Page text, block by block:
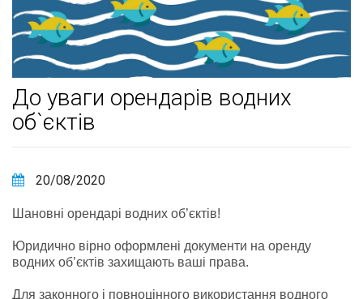
До уваги орендарів водних
об`єктів
20/08/2020
Шановні орендарі водних об’єктів!
Юридично вірно оформлені документи на оренду
водних об’єктів захищають ваші права.
Для законного і повноцінного використання водного